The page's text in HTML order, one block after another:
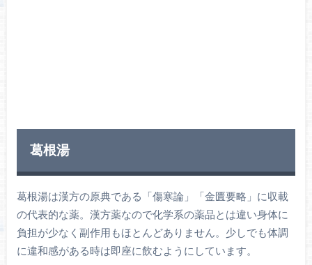
葛根湯
葛根湯は漢方の原典である「傷寒論」「金匱要略」に収載
の代表的な薬。漢方薬なので化学系の薬品とは違い身体に
負担が少なく副作用もほとんどありません。少しでも体調
に違和感がある時は即座に飲むようにしています。